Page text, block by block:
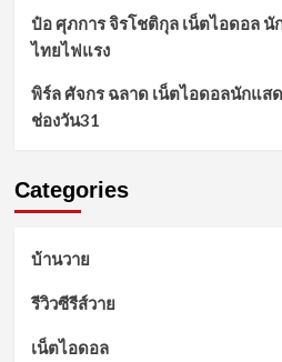
ป๋อ ศุภการ จิรโชติกุล เน็ตไอดอล
ไทยไฟแรง
พิร์ล ศัจกร ฉลาด เน็ตไอดอลนักแส
ช่องวัน31
Categories
บ้านวาย
รีวิวซีรีส์วาย
เน็ตไอดอล